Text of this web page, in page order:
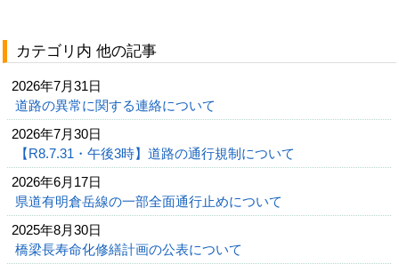
カテゴリ内 他の記事
2026年7月31日
道路の異常に関する連絡について
2026年7月30日
【R8.7.31・午後3時】道路の通行規制について
2026年6月17日
県道有明倉岳線の一部全面通行止めについて
2025年8月30日
橋梁長寿命化修繕計画の公表について